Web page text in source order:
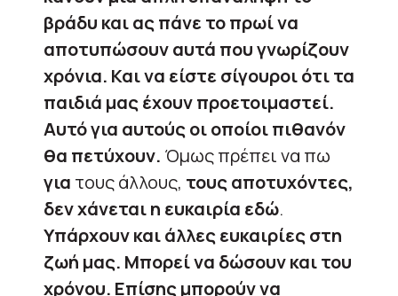
βράδυ και ας πάνε το πρωί να
αποτυπώσουν αυτά που γνωρίζουν
χρόνια. Και να είστε σίγουροι ότι τα
παιδιά μας έχουν προετοιμαστεί.
Αυτό για αυτούς οι οποίοι πιθανόν
θα πετύχουν. Όμως πρέπει να πω
για τους άλλους, τους αποτυχόντες,
δεν χάνεται η ευκαιρία εδώ.
Υπάρχουν και άλλες ευκαιρίες στη
ζωή μας. Μπορεί να δώσουν και του
χρόνου. Επίσης μπορούν να